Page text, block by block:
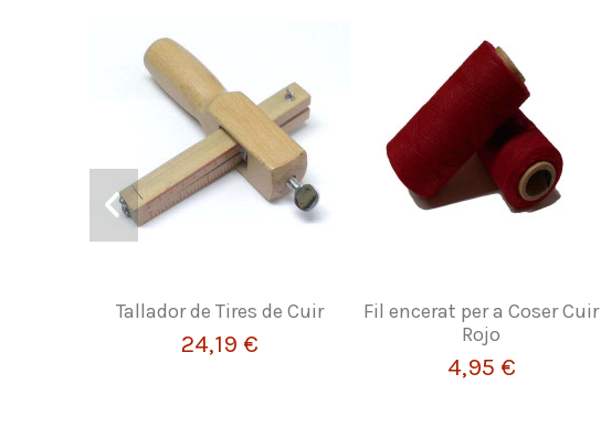
Tallador de Tires de Cuir
24,19 €
Fil encerat per a Coser Cuir
Rojo
4,95 €